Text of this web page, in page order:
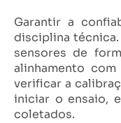
Garantir a
disciplina técnica.
sensores de
alinhamento
verificar a
iniciar o ensaio,
coletados.